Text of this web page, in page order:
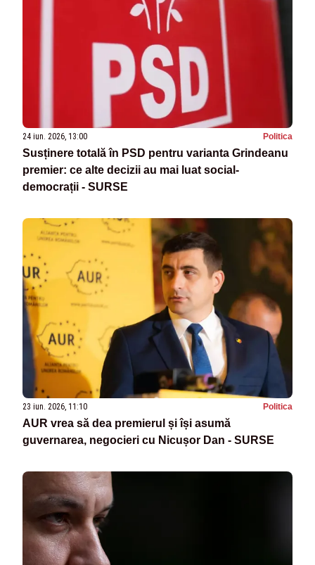
24 iun. 2026, 13:00 Politica
Susținere totală în PSD pentru varianta Grindeanu
premier: ce alte decizii au mai luat social-
democrații - SURSE
23 iun. 2026, 11:10 Politica
AUR vrea să dea premierul și își asumă
guvernarea, negocieri cu Nicușor Dan - SURSE